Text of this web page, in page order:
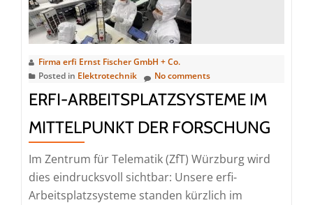
Firma erfi Ernst Fischer GmbH + Co.
Posted in Elektrotechnik No comments
ERFI-ARBEITSPLATZSYSTEME IM
MITTELPUNKT DER FORSCHUNG
Im Zentrum für Telematik (ZfT) Würzburg wird
dies eindrucksvoll sichtbar: Unsere erfi-
Arbeitsplatzsysteme standen kürzlich im